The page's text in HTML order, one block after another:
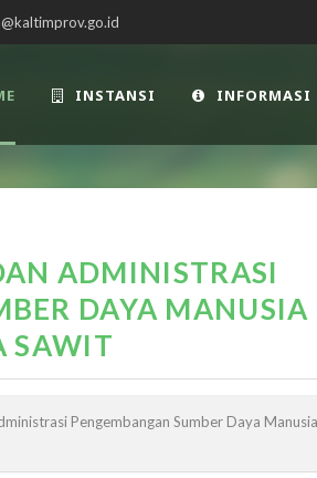
INSTANSI INFORMASI
ADMINISTRASI
DAYA MANUSIA
SAWIT
Pengembangan Sumber Daya